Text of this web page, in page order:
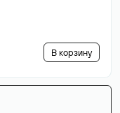
В корзину